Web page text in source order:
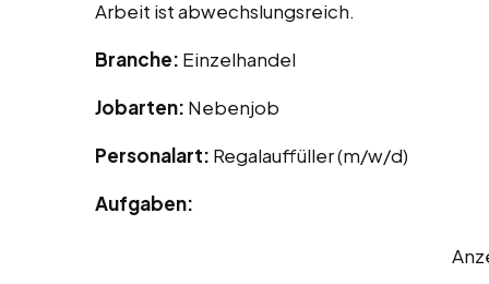
Arbeit ist abwechslungsreich.
Branche: Einzelhandel
Jobarten: Nebenjob
Personalart: Regalauffüller (m/w/d)
Aufgaben: